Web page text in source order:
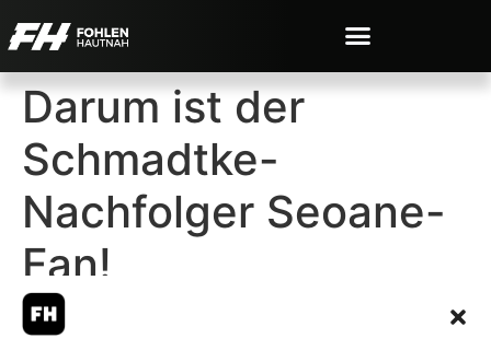
Darum ist der
Schmadtke-
Nachfolger Seoane-
Fan!